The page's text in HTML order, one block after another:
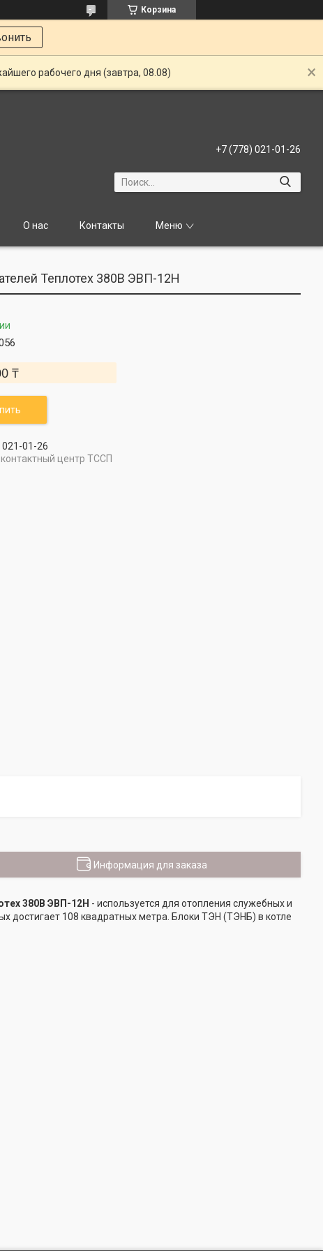
Корзина
рабочего дня (завтра, 08.08)
+7 (778) 021-01-26
О нас Контакты Меню
Теплотех 380В ЭВП-12Н
₸
021-01-26
центр ТССП
Информация для заказа
380В ЭВП-12Н - используется для отопления служебных и
108 квадратных метра. Блоки ТЭН (ТЭНБ) в котле